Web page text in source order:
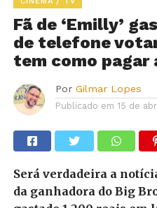
Fã de ‘Emilly’
de telefone
tem como pagar
Por Gilmar Lopes
Publicado em 15 de
Será verdadeira a
da ganhadora do Big